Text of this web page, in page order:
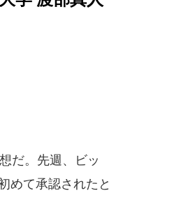
だ。先週、ビッ
めて承認されたと